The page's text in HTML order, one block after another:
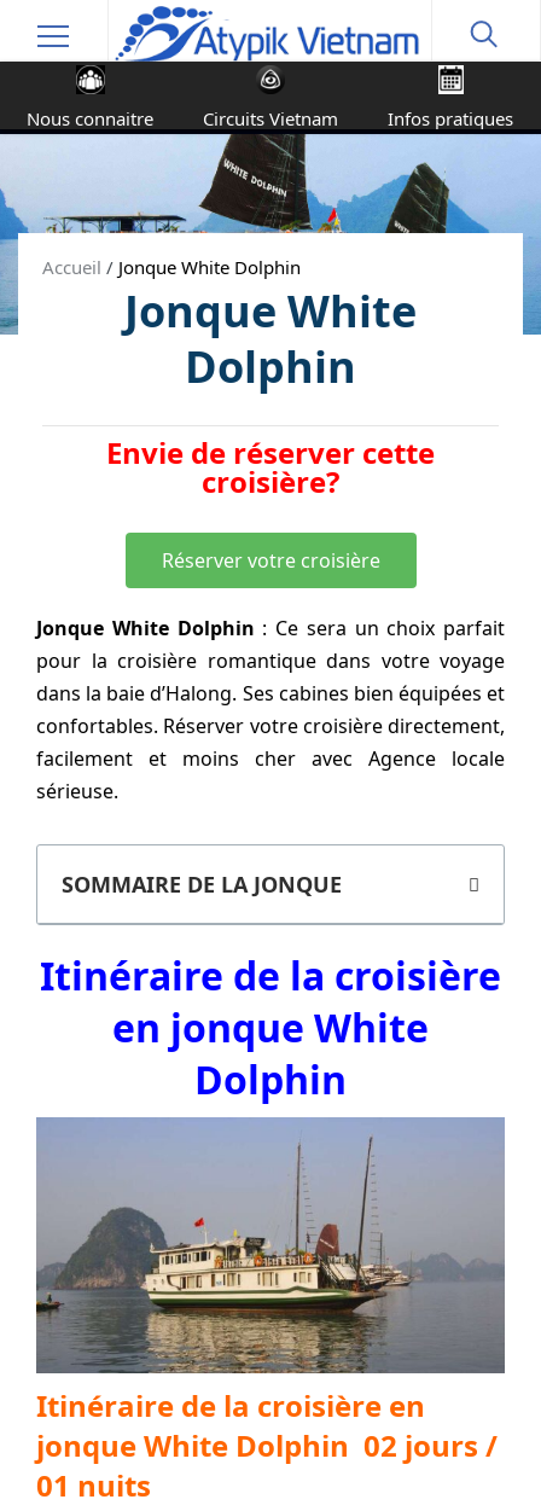
Nous connaitre Circuits Vietnam Infos pratiques
Accueil / Jonque White Dolphin
Jonque White
Dolphin
Envie de réserver cette
croisière?
Réserver votre croisière
Jonque White Dolphin : Ce sera un choix parfait
pour la croisière romantique dans votre voyage
dans la baie d’Halong. Ses cabines bien équipées et
confortables. Réserver votre croisière directement,
facilement et moins cher avec Agence locale
sérieuse.
SOMMAIRE DE LA JONQUE
Itinéraire de la croisière
en jonque White
Dolphin
Itinéraire de la croisière en
jonque White Dolphin 02 jours /
01 nuits